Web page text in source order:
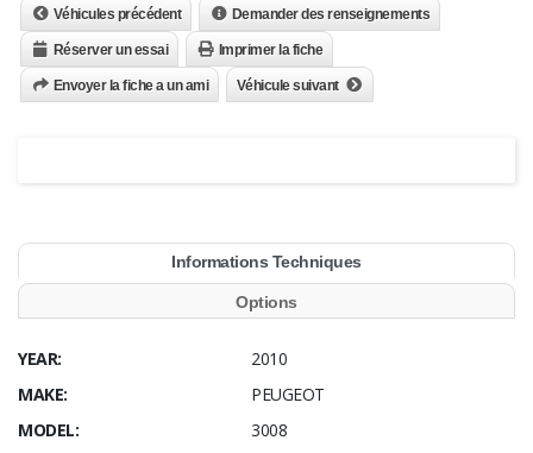
Véhicules précédent Demander des renseignements
Réserver un essai Imprimer la fiche
Envoyer la fiche a un ami Véhicule suivant
Informations Techniques
Options
YEAR:
2010
MAKE:
PEUGEOT
MODEL:
3008